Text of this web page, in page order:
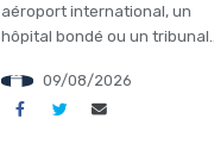
aéroport international, un
hôpital bondé ou un tribunal
tous potentiellement
accessibles via une simple
09/08/2026